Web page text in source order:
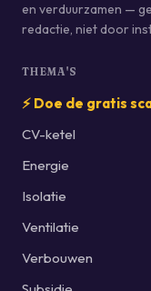
en verduurzamen —
redactie, niet door
THEMA'S
⚡ Doe de gratis
CV-ketel
Energie
Isolatie
Ventilatie
Verbouwen